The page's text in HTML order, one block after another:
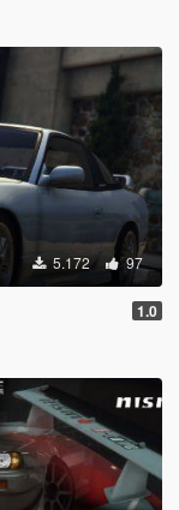
5.172 97
1.0